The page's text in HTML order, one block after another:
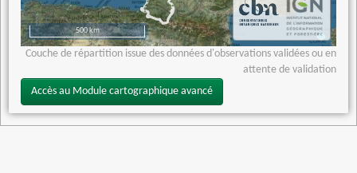
500 km
Couche de répartition issue des données d'observations validées ou en
attente de validation
Accès au Module cartographique avancé